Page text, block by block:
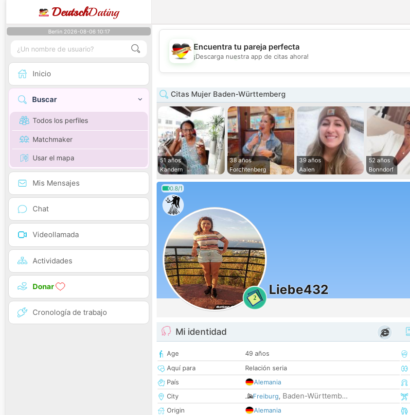
DeutschDating
Berlin 2026-08-06 10:17
Inicio
Buscar
Todos los perfiles
Matchmaker
Usar el mapa
Mis Mensajes
Chat
Videollamada
Actividades
Donar
Cronología de trabajo
💕
Encuentra tu pareja perfecta
¡Descarga nuestra app de citas ahora!
Citas Mujer Baden-Württemberg
51 años
Kandern
38 años
Forchtenberg
39 años
Aalen
52 años
Bonndorf
0.8/1
2
Liebe432
Mi identidad
Age
49 años
Aquí para
Relación seria
País
Alemania
City
Freiburg, Baden-Württemb...
Origin
Alemania